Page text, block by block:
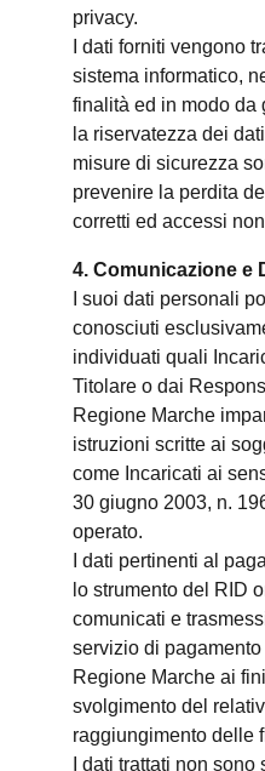
privacy.
I dati forniti vengono
sistema informatico,
finalità ed in modo da
la riservatezza dei
misure di sicurezza
prevenire la perdita
corretti ed accessi
4. Comunicazione e
I suoi dati personali
conosciuti
individuati quali
Titolare o dai
Regione Marche
istruzioni scritte ai
come Incaricati ai
30 giugno 2003, n.
operato.
I dati pertinenti al
lo strumento del RID
comunicati e
servizio di
Regione Marche ai
svolgimento del
raggiungimento delle
I dati trattati non